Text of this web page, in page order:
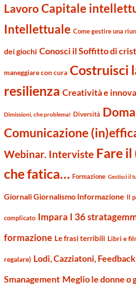
LavoroCapitale
Intellettuale Come gestire una
dei giochi Conosci il Soffitto di
maneggiare con cura Costruisci
resilienza Creatività e
Dimissioni, che problema! Diversità
Comunicazione
Webinar. Interviste Fare il
che fatica… Formazione Gestisci il
Giornali Giornalismo Informazione Il
complicato Impara I 36
formazione Le frasi terribili Libri e
regalare) Lodi, Cazziatoni, Feedback
Smanagement Meglio le donne o